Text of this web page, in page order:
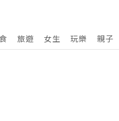
旅遊 女生 玩樂 親子